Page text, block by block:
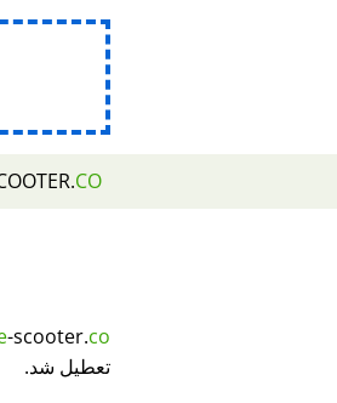
CO
-scooter.co
تعطیل شد.